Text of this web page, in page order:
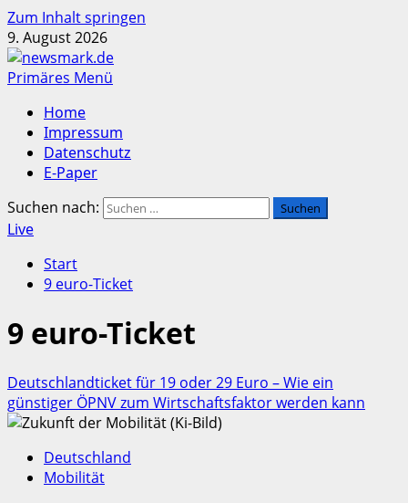
Zum Inhalt springen
9. August 2026
Primäres Menü
Home
Impressum
Datenschutz
E-Paper
Suchen nach:
Live
Start
9 euro-Ticket
9 euro-Ticket
Deutschlandticket für 19 oder 29 Euro – Wie ein
günstiger ÖPNV zum Wirtschaftsfaktor werden kann
Deutschland
Mobilität